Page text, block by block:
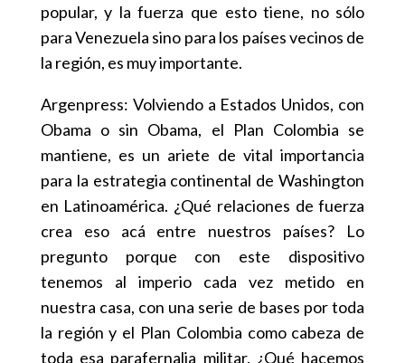
popular, y la fuerza que esto tiene, no sólo
para Venezuela sino para los países vecinos de
la región, es muy importante.
Argenpress: Volviendo a Estados Unidos, con
Obama o sin Obama, el Plan Colombia se
mantiene, es un ariete de vital importancia
para la estrategia continental de Washington
en Latinoamérica. ¿Qué relaciones de fuerza
crea eso acá entre nuestros países? Lo
pregunto porque con este dispositivo
tenemos al imperio cada vez metido en
nuestra casa, con una serie de bases por toda
la región y el Plan Colombia como cabeza de
toda esa parafernalia militar. ¿Qué hacemos